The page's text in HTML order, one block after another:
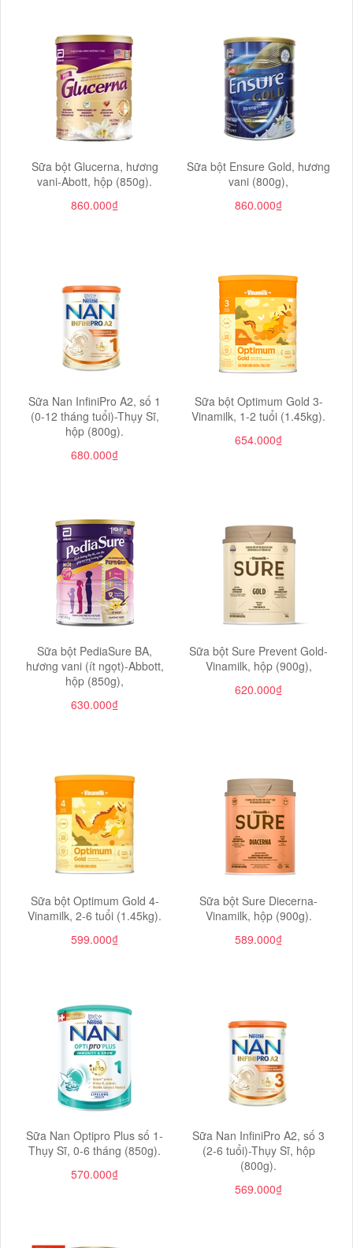
Sữa bột Glucerna, hương
vani-Abott, hộp (850g).
860.000₫
Sữa bột Ensure Gold, hương
vani (800g),
860.000₫
Sữa Nan InfiniPro A2, số 1
(0-12 tháng tuổi)-Thụy Sĩ,
hộp (800g).
680.000₫
Sữa bột Optimum Gold 3-
Vinamilk, 1-2 tuổi (1.45kg).
654.000₫
Sữa bột PediaSure BA,
hương vani (ít ngọt)-Abbott,
hộp (850g),
630.000₫
Sữa bột Sure Prevent Gold-
Vinamilk, hộp (900g),
620.000₫
Sữa bột Optimum Gold 4-
Vinamilk, 2-6 tuổi (1.45kg).
599.000₫
Sữa bột Sure Diecerna-
Vinamilk, hộp (900g).
589.000₫
Sữa Nan Optipro Plus số 1-
Thụy Sĩ, 0-6 tháng (850g).
570.000₫
Sữa Nan InfiniPro A2, số 3
(2-6 tuổi)-Thụy Sĩ, hộp
(800g).
569.000₫